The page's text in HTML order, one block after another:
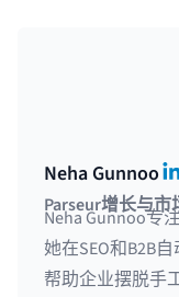
Neha Gunnoo
Parseur增长与市
Neha Gunnoo专
她在SEO和B2B
帮助企业摆脱手